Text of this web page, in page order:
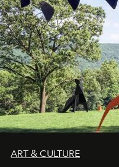
ART & CULTURE